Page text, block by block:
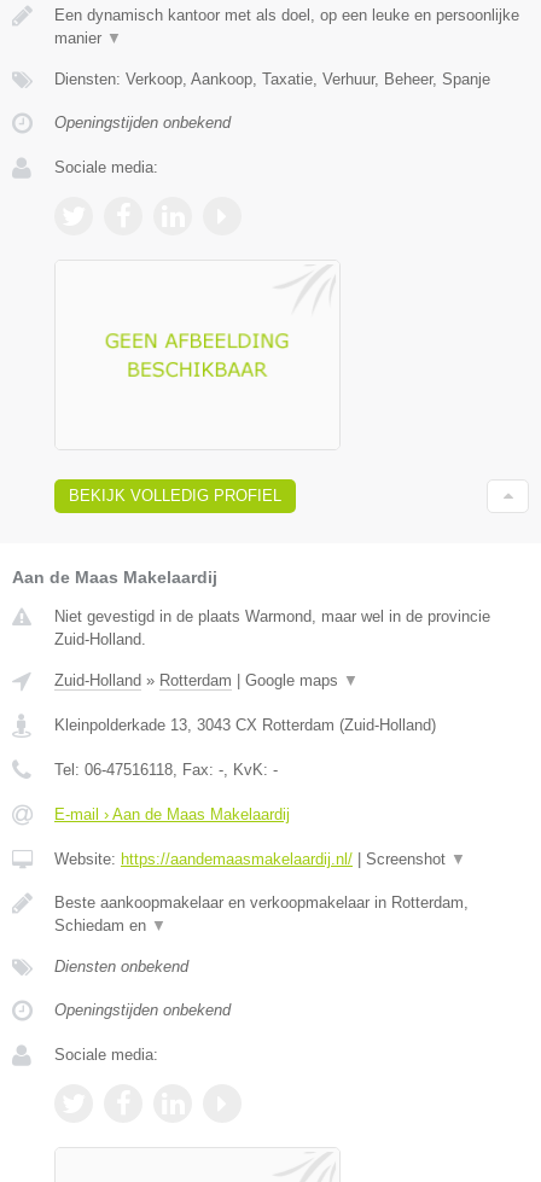
Een dynamisch kantoor met als doel, op een leuke en persoonlijke
manier ▼
Diensten: Verkoop, Aankoop, Taxatie, Verhuur, Beheer, Spanje
Openingstijden onbekend
Sociale media:
BEKIJK VOLLEDIG PROFIEL
Aan de Maas Makelaardij
Niet gevestigd in de plaats Warmond, maar wel in de provincie
Zuid-Holland.
Zuid-Holland » Rotterdam Google maps ▼
Kleinpolderkade 13, 3043 CX Rotterdam (Zuid-Holland)
Tel: 06-47516118, Fax: -, KvK: -
E-mail › Aan de Maas Makelaardij
Website: https://aandemaasmakelaardij.nl/ Screenshot ▼
Beste aankoopmakelaar en verkoopmakelaar in Rotterdam,
Schiedam en ▼
Diensten onbekend
Openingstijden onbekend
Sociale media: